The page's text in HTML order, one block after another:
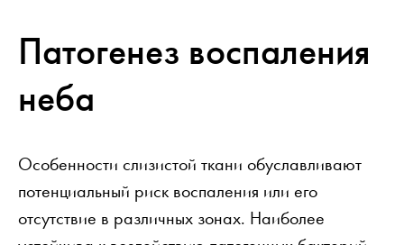
Патогенез воспаления
неба
Особенности слизистой ткани обуславливают
потенциальный риск воспаления или его
отсутствие в различных зонах. Наиболее